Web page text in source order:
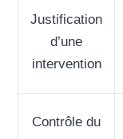
Justification
d’une
intervention
Contrôle du